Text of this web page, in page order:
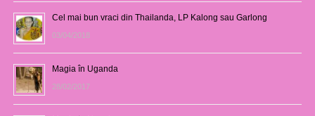
Cel mai bun vraci din Thailanda, LP Kalong sau Garlong
03/04/2018
Magia în Uganda
28/02/2017